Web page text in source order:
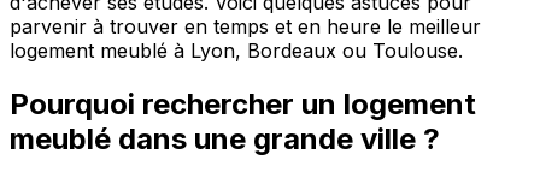
parvenir à trouver en temps et en heure le meilleur
logement meublé à Lyon, Bordeaux ou Toulouse.
Pourquoi rechercher un logement
meublé dans une grande ville ?